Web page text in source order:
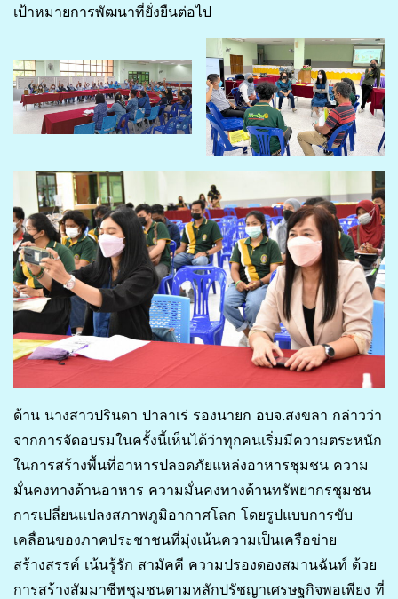
เป้าหมายการพัฒนาที่ยั่งยืนต่อไป
ด้าน นางสาวปรินดา ปาลาเร่ รองนายก อบจ.สงขลา กล่าวว่า
จากการจัดอบรมในครั้งนี้เห็นได้ว่าทุกคนเริ่มมีความตระหนัก
ในการสร้างพื้นที่อาหารปลอดภัยแหล่งอาหารชุมชน ความ
มั่นคงทางด้านอาหาร ความมั่นคงทางด้านทรัพยากรชุมชน
การเปลี่ยนแปลงสภาพภูมิอากาศโลก โดยรูปแบบการขับ
เคลื่อนของภาคประชาชนที่มุ่งเน้นความเป็นเครือข่าย
สร้างสรรค์ เน้นรู้รัก สามัคคี ความปรองดองสมานฉันท์ ด้วย
การสร้างสัมมาชีพชุมชนตามหลักปรัชญาเศรษฐกิจพอเพียง ที่